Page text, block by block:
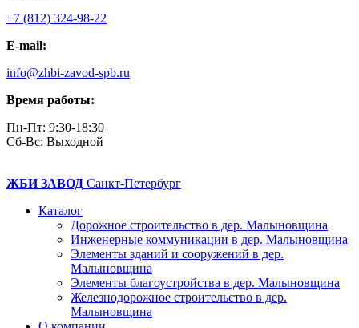
+7 (812) 324-98-22
E-mail:
info@zhbi-zavod-spb.ru
Время работы:
Пн-Пт: 9:30-18:30
Cб-Вс: Выходной
ЖБИ ЗАВОД Санкт-Петербург
Каталог
Дорожное строительство в дер. Малыновщина
Инженерные коммуникации в дер. Малыновщина
Элементы зданий и сооружений в дер.
Малыновщина
Элементы благоустройства в дер. Малыновщина
Железнодорожное строительство в дер.
Малыновщина